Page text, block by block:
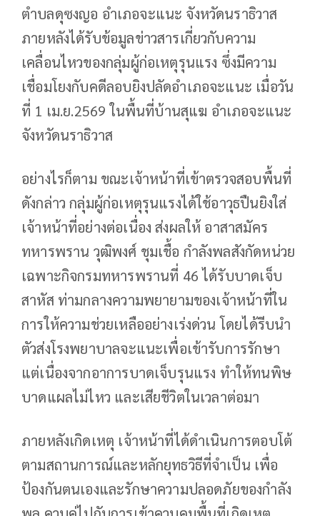
ตำบลดุซงญอ อำเภอจะแนะ จังหวัดนราธิวาส
ภายหลังได้รับข้อมูลข่าวสารเกี่ยวกับความ
เคลื่อนไหวของกลุ่มผู้ก่อเหตุรุนแรง ซึ่งมีความ
เชื่อมโยงกับคดีลอบยิงปลัดอำเภอจะแนะ เมื่อวัน
ที่ 1 เม.ย.2569 ในพื้นที่บ้านสุแฆ อำเภอจะแนะ
จังหวัดนราธิวาส
อย่างไรก็ตาม ขณะเจ้าหน้าที่เข้าตรวจสอบพื้นที่
ดังกล่าว กลุ่มผู้ก่อเหตุรุนแรงได้ใช้อาวุธปืนยิงใส่
เจ้าหน้าที่อย่างต่อเนื่อง ส่งผลให้ อาสาสมัคร
ทหารพราน วุฒิพงศ์ ชุมเชื้อ กำลังพลสังกัดหน่วย
เฉพาะกิจกรมทหารพรานที่ 46 ได้รับบาดเจ็บ
สาหัส ท่ามกลางความพยายามของเจ้าหน้าที่ใน
การให้ความช่วยเหลืออย่างเร่งด่วน โดยได้รีบนำ
ตัวส่งโรงพยาบาลจะแนะเพื่อเข้ารับการรักษา
แต่เนื่องจากอาการบาดเจ็บรุนแรง ทำให้ทนพิษ
บาดแผลไม่ไหว และเสียชีวิตในเวลาต่อมา
ภายหลังเกิดเหตุ เจ้าหน้าที่ได้ดำเนินการตอบโต้
ตามสถานการณ์และหลักยุทธวิธีที่จำเป็น เพื่อ
ป้องกันตนเองและรักษาความปลอดภัยของกำลัง